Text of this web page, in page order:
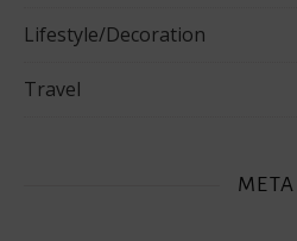
Lifestyle/Decoration
Travel
META